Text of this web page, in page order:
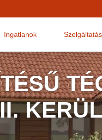
Ingatlanok